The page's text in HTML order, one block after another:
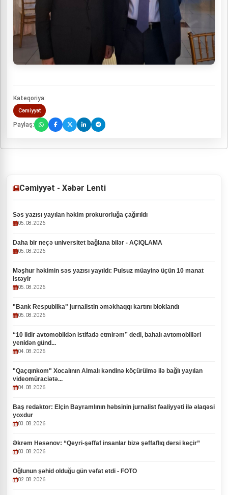
Kateqoriya:
Cəmiyyət
Paylaş:
Cəmiyyət - Xəbər Lenti
Səs yazısı yayılan həkim prokurorluğa çağırıldı
05.08.2026
Daha bir neçə universitet bağlana bilər - AÇIQLAMA
05.08.2026
Məşhur həkimin səs yazısı yayıldı: Pulsuz müayinə üçün 10 manat
istəyir
05.08.2026
"Bank Respublika" jurnalistin əməkhaqqı kartını bloklandı
05.08.2026
“10 ildir avtomobildən istifadə etmirəm” dedi, bahalı avtomobilləri
yenidən günd...
04.08.2026
"Qaçqınkom" Xocalının Almalı kəndinə köçürülmə ilə bağlı yayılan
videomüraciətə...
04.08.2026
Baş redaktor: Elçin Bayramlının həbsinin jurnalist fəaliyyəti ilə əlaqəsi
yoxdur
03.08.2026
Əkrəm Həsənov: “Qeyri-şəffaf insanlar bizə şəffaflıq dərsi keçir”
03.08.2026
Oğlunun şəhid olduğu gün vəfat etdi - FOTO
02.08.2026